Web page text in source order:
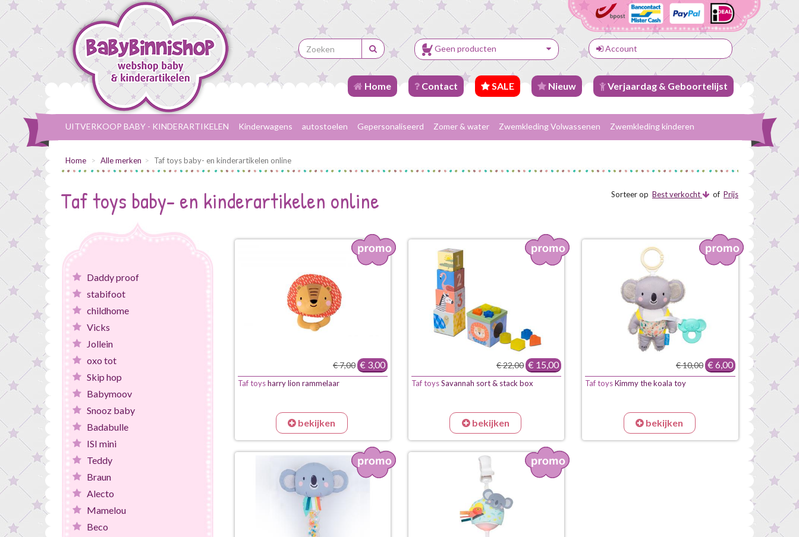
Geen producten Account
Home Contact SALE Nieuw Verjaardag & Geboortelijst
UITVERKOOP BABY - KINDERARTIKELEN Kinderwagens autostoelen Gepersonaliseerd Zomer & water Zwemkleding Volwassenen Zwemkleding kinderen
Home Alle merken Taf toys baby- en kinderartikelen online
Taf toys baby- en kinderartikelen online Sorteer op Best verkocht of Prijs
Daddy proof
stabifoot
childhome
Vicks
Jollein
oxo tot
Skip hop
Babymoov
Snooz baby
Badabulle
ISI mini
Teddy
Braun
Alecto
Mamelou
Beco
€ 7,00 € 3,00
Taf toysharry lion rammelaar
bekijken
€ 22,00 € 15,00
Taf toysSavannah sort & stack box
bekijken
€ 10,00 € 6,00
Taf toysKimmy the koala toy
bekijken